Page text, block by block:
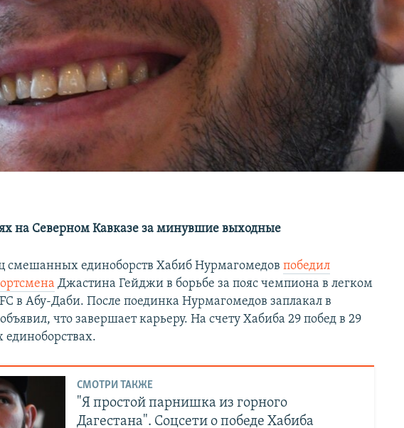
на Северном Кавказе за минувшие выходные
смешанных единоборств Хабиб Нурмагомедовпобедил
Джастина Гейджи в борьбе за пояс чемпиона в легком
в Абу-Даби. После поединка Нурмагомедов заплакал в
что завершает карьеру. На счету Хабиба 29 побед в 29
СМОТРИ ТАКЖЕ
"Я простой парнишка из горного
Дагестана". Cоцсети о победе Хабиба